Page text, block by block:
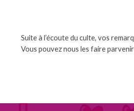
Suite à l’écoute du culte, vos
Vous pouvez nous les faire parvenir